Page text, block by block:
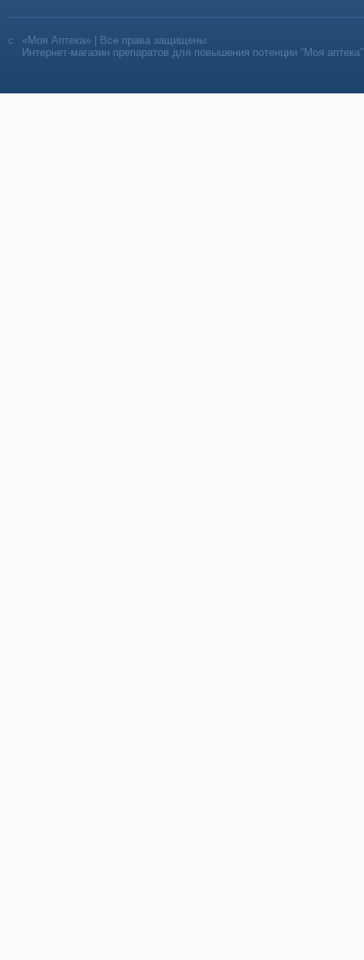
«Моя Аптека» | Все права защищены
Интернет-магазин препаратов для повышения потенции “Моя